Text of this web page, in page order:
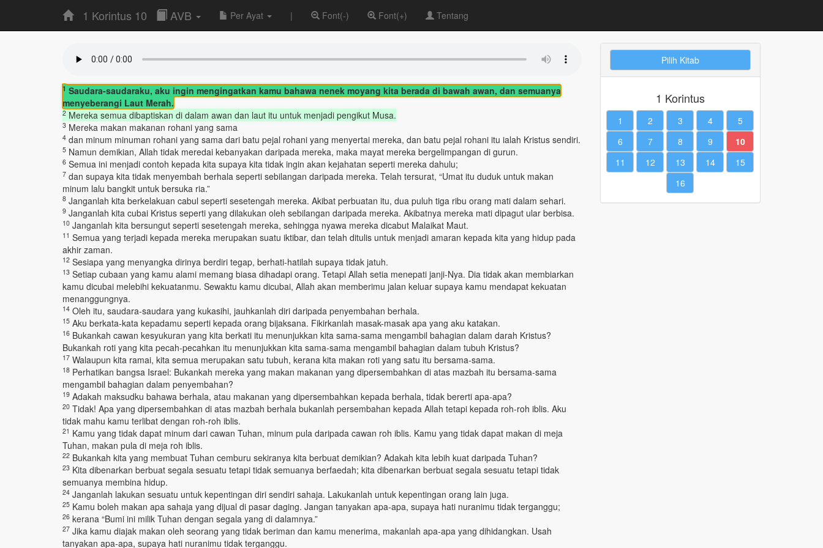
1 Korintus 10 AVB Per Ayat | Font(-) Font(+) Tentang
1 Saudara-saudaraku, aku ingin mengingatkan kamu bahawa nenek moyang kita berada di bawah awan, dan semuanya
menyeberangi Laut Merah.
2 Mereka semua dibaptiskan di dalam awan dan laut itu untuk menjadi pengikut Musa.
3 Mereka makan makanan rohani yang sama
4 dan minum minuman rohani yang sama dari batu pejal rohani yang menyertai mereka, dan batu pejal rohani itu ialah Kristus sendiri.
5 Namun demikian, Allah tidak meredai kebanyakan daripada mereka, maka mayat mereka bergelimpangan di gurun.
6 Semua ini menjadi contoh kepada kita supaya kita tidak ingin akan kejahatan seperti mereka dahulu;
7 dan supaya kita tidak menyembah berhala seperti sebilangan daripada mereka. Telah tersurat, “Umat itu duduk untuk makan
minum lalu bangkit untuk bersuka ria.”
8 Janganlah kita berkelakuan cabul seperti sesetengah mereka. Akibat perbuatan itu, dua puluh tiga ribu orang mati dalam sehari.
9 Janganlah kita cubai Kristus seperti yang dilakukan oleh sebilangan daripada mereka. Akibatnya mereka mati dipagut ular berbisa.
10 Janganlah kita bersungut seperti sesetengah mereka, sehingga nyawa mereka dicabut Malaikat Maut.
11 Semua yang terjadi kepada mereka merupakan suatu iktibar, dan telah ditulis untuk menjadi amaran kepada kita yang hidup pada
akhir zaman.
12 Sesiapa yang menyangka dirinya berdiri tegap, berhati-hatilah supaya tidak jatuh.
13 Setiap cubaan yang kamu alami memang biasa dihadapi orang. Tetapi Allah setia menepati janji-Nya. Dia tidak akan membiarkan
kamu dicubai melebihi kekuatanmu. Sewaktu kamu dicubai, Allah akan memberimu jalan keluar supaya kamu mendapat kekuatan
menanggungnya.
14 Oleh itu, saudara-saudara yang kukasihi, jauhkanlah diri daripada penyembahan berhala.
15 Aku berkata-kata kepadamu seperti kepada orang bijaksana. Fikirkanlah masak-masak apa yang aku katakan.
16 Bukankah cawan kesyukuran yang kita berkati itu menunjukkan kita sama-sama mengambil bahagian dalam darah Kristus?
Bukankah roti yang kita pecah-pecahkan itu menunjukkan kita sama-sama mengambil bahagian dalam tubuh Kristus?
17 Walaupun kita ramai, kita semua merupakan satu tubuh, kerana kita makan roti yang satu itu bersama-sama.
18 Perhatikan bangsa Israel: Bukankah mereka yang makan makanan yang dipersembahkan di atas mazbah itu bersama-sama
mengambil bahagian dalam penyembahan?
19 Adakah maksudku bahawa berhala, atau makanan yang dipersembahkan kepada berhala, tidak bererti apa-apa?
20 Tidak! Apa yang dipersembahkan di atas mazbah berhala bukanlah persembahan kepada Allah tetapi kepada roh-roh iblis. Aku
tidak mahu kamu terlibat dengan roh-roh iblis.
21 Kamu yang tidak dapat minum dari cawan Tuhan, minum pula daripada cawan roh iblis. Kamu yang tidak dapat makan di meja
Tuhan, makan pula di meja roh iblis.
22 Bukankah kita yang membuat Tuhan cemburu sekiranya kita berbuat demikian? Adakah kita lebih kuat daripada Tuhan?
23 Kita dibenarkan berbuat segala sesuatu tetapi tidak semuanya berfaedah; kita dibenarkan berbuat segala sesuatu tetapi tidak
semuanya membina hidup.
24 Janganlah lakukan sesuatu untuk kepentingan diri sendiri sahaja. Lakukanlah untuk kepentingan orang lain juga.
25 Kamu boleh makan apa sahaja yang dijual di pasar daging. Jangan tanyakan apa-apa, supaya hati nuranimu tidak terganggu;
26 kerana “Bumi ini milik Tuhan dengan segala yang di dalamnya.”
27 Jika kamu diajak makan oleh seorang yang tidak beriman dan kamu menerima, makanlah apa-apa yang dihidangkan. Usah
tanyakan apa-apa, supaya hati nuranimu tidak terganggu.
Pilih Kitab
1 Korintus
1 2 3 4
5
6
7 8 9
10
11
12 13 14
15
16